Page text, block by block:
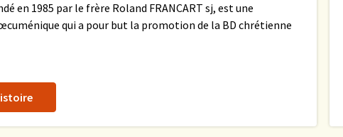
en 1985 par le frère Roland FRANCART sj, est une
qui a pour but la promotion de la BD chrétienne